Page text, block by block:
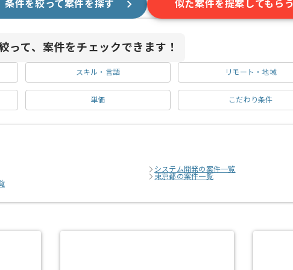
条件を絞って案件を探す 似た案件を提案してもらう
って、案件をチェックできます！
スキル・言語 リモート・地域
単価 こだわり条件
システム開発の案件一覧
東京都の案件一覧